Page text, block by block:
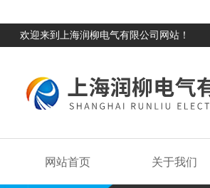
欢迎来到上海润柳电气有限公司网站！
网站首页 关于我们